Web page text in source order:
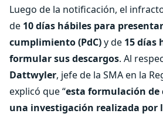
Luego de la notificación, el
de 10 días hábiles para
cumplimiento (PdC)y de 15 días
formular sus descargos. Al
Dattwyler, jefe de la SMA en la
explicó que “esta formulación de
una investigación realizada por